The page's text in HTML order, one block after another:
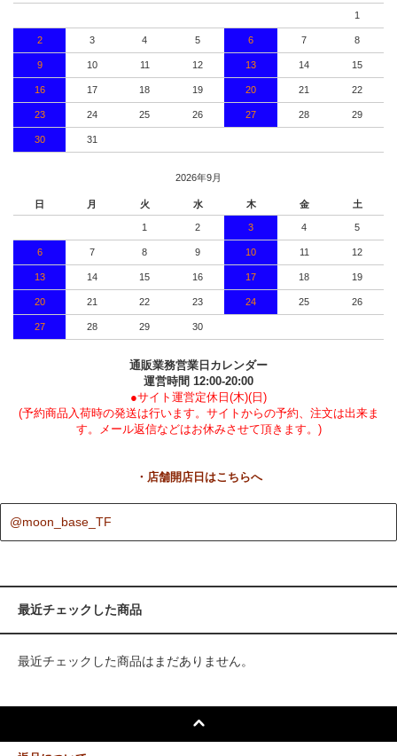
1
2 3 4 5 6 7 8
9 10 11 12 13 14 15
16 17 18 19 20 21 22
23 24 25 26 27 28 29
30 31
2026年9月
日 月 火 水 木 金 土
1 2 3 4 5
6 7 8 9 10 11 12
13 14 15 16 17 18 19
20 21 22 23 24 25 26
27 28 29 30
通販業務営業日カレンダー
運営時間 12:00-20:00
●サイト運営定休日(木)(日)
(予約商品入荷時の発送は行います。サイトからの予約、注文は出来ま
す。メール返信などはお休みさせて頂きます。)
・店舗開店日はこちらへ
@moon_base_TF
最近チェックした商品
最近チェックした商品はまだありません。